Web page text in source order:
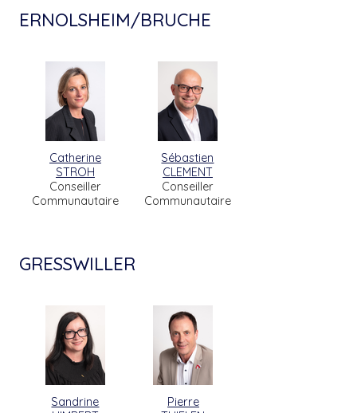
ERNOLSHEIM/BRUCHE
Catherine
STROH
Conseiller
Communautaire
Sébastien
CLEMENT
Conseiller
Communautaire
GRESSWILLER
Sandrine
Pierre